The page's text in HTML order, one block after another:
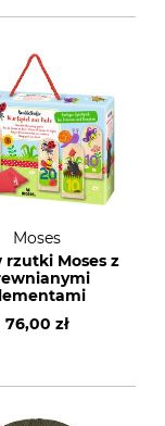
Moses
rzutki Moses z
76,00 zł